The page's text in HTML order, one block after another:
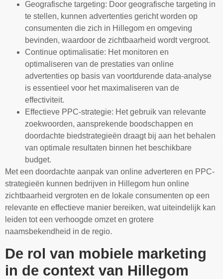
Geografische targeting: Door geografische targeting in
te stellen, kunnen advertenties gericht worden op
consumenten die zich in Hillegom en omgeving
bevinden, waardoor de zichtbaarheid wordt vergroot.
Continue optimalisatie: Het monitoren en
optimaliseren van de prestaties van online
advertenties op basis van voortdurende data-analyse
is essentieel voor het maximaliseren van de
effectiviteit.
Effectieve PPC-strategie: Het gebruik van relevante
zoekwoorden, aansprekende boodschappen en
doordachte biedstrategieën draagt bij aan het behalen
van optimale resultaten binnen het beschikbare
budget.
Met een doordachte aanpak van online adverteren en PPC-
strategieën kunnen bedrijven in Hillegom hun online
zichtbaarheid vergroten en de lokale consumenten op een
relevante en effectieve manier bereiken, wat uiteindelijk kan
leiden tot een verhoogde omzet en grotere
naamsbekendheid in de regio.
De rol van mobiele marketing
in de context van Hillegom